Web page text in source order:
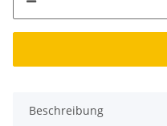
Beschreibung